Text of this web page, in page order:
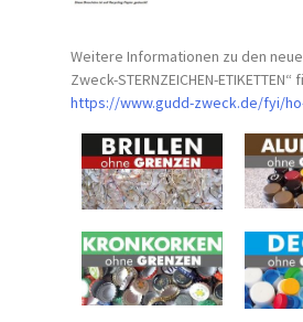
Weitere Informationen zu den
Zweck-STERNZEICHEN-
https://www.gudd-zweck.de/fyi/